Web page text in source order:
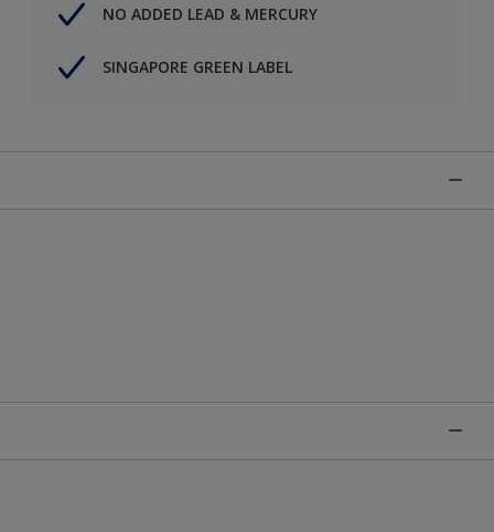
NO ADDED LEAD & MERCURY
SINGAPORE GREEN LABEL